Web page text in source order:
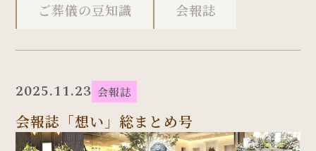
ご葬儀の豆知識 会報誌
2025.11.23 会報誌
会報誌「想い」総まとめ号